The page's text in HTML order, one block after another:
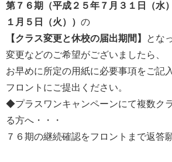
第７６期（平成２５年７月３１日（水
１月５日（火）） の
【クラス変更と休校の届出期間】
とな
変更などのご希望がございましたら、
お早めに所定の用紙に必要事項をご記
フロントにご提出ください。
◆プラスワンキャンペーンにて複数ク
る方へ・・・
７６期の継続確認をフロントまで返答